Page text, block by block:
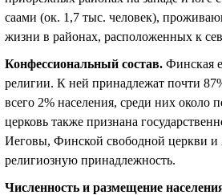
саами (ок. 1,7 тыс. человек),
жизни в районах, расположенных к
Конфессиональный состав. Финская
религии. К ней принадлежат почти
всего 2% населения, среди них
церковь также признана
Иеговы, Финской свободной церкви и
религиозную принадлежность.
Численность и размещение